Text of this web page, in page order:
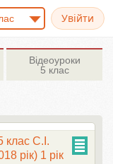
Відеоуроки
5 клас
клас С.І.
рік) 1 рік